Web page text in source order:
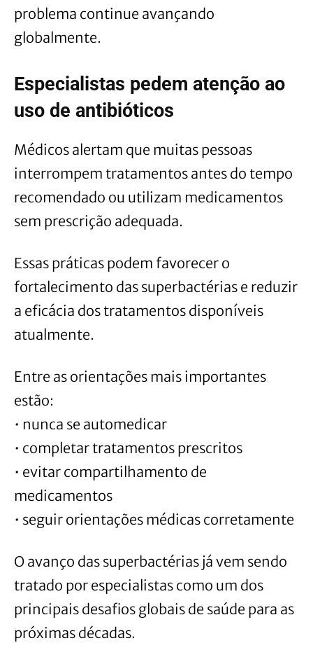
problema continue avançando
globalmente.
Especialistas pedem atenção ao
uso de antibióticos
Médicos alertam que muitas pessoas
interrompem tratamentos antes do tempo
recomendado ou utilizam medicamentos
sem prescrição adequada.
Essas práticas podem favorecer o
fortalecimento das superbactérias e reduzir
a eficácia dos tratamentos disponíveis
atualmente.
Entre as orientações mais importantes
estão:
• nunca se automedicar
• completar tratamentos prescritos
• evitar compartilhamento de
medicamentos
• seguir orientações médicas corretamente
O avanço das superbactérias já vem sendo
tratado por especialistas como um dos
principais desafios globais de saúde para as
próximas décadas.